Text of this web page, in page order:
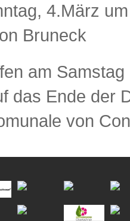
4.März
Bruneck
am
das Ende der
von